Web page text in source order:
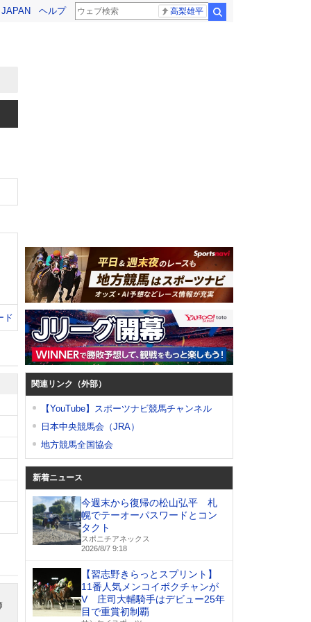
ヘルプ 高梨雄平
ド
関連リンク（外部）
【YouTube】スポーツナビ競馬チャンネル
日本中央競馬会（JRA）
地方競馬全国協会
新着ニュース
今週末から復帰の松山弘平 札
幌でテーオーパスワードとコン
タクト
スポニチアネックス
2026/8/7 9:18
【習志野きらっとスプリント】
11番人気メンコイボクチャンが
V 庄司大輔騎手はデビュー25年
目で重賞初制覇